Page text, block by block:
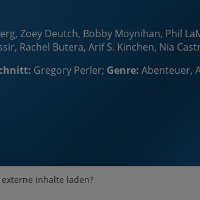
Zoey Deutch, Bobby Moynihan, Phil
Rachel Butera, Arif S. Kinchen, Nia
Gregory Perler; Genre: Abenteuer,
Inhalte laden?